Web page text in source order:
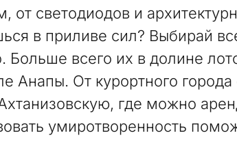
от светодиодов и
в приливе сил? Выбирай
Больше всего их в долине
Анапы. От курортного города
где можно
умиротворенность